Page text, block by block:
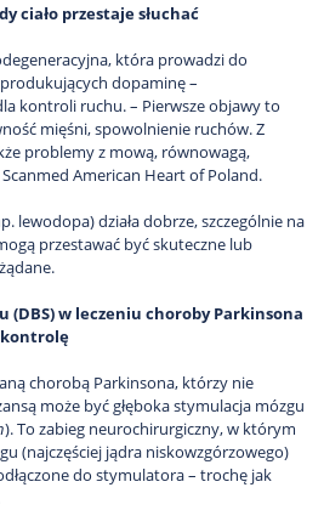
ciało przestaje słuchać
która prowadzi do
dopaminę –
kontroli ruchu. – Pierwsze objawy to
mięśni, spowolnienie ruchów. Z
problemy z mową, równowagą,
American Heart of Poland.
lewodopa) działa dobrze, szczególnie na
przestawać być skuteczne lub
(DBS) w leczeniu choroby Parkinsona
kontrolę
chorobą Parkinsona, którzy nie
może być głęboka stymulacja mózgu
). To zabieg neurochirurgiczny, w którym
(najczęściej jądra niskowzgórzowego)
do stymulatora – trochę jak